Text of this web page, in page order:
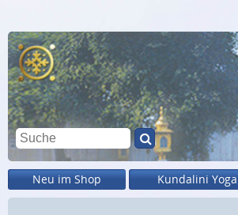
Neu im Shop Kundalini Yoga